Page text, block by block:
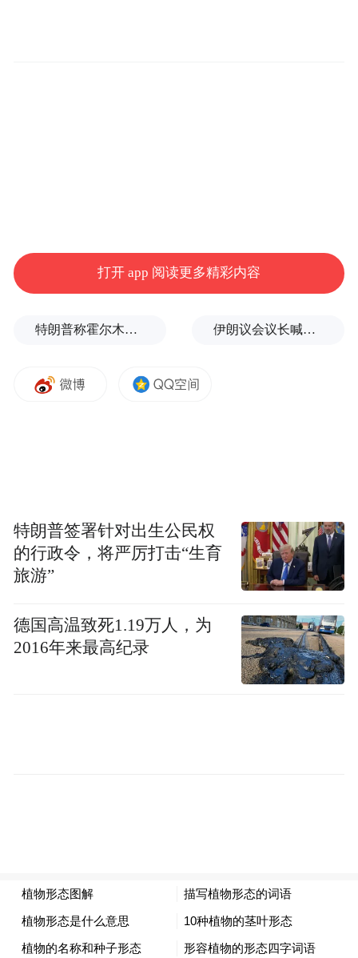
50%），饮酒动机中，社交活动（26.83%）
是核心驱动力，如朋友聚会、情侣约会等，
达自我价值的双重诉求。
中年女性在生活中扮演着多重角色，她们在
家庭与职场之间奔波，饮酒频率相比年轻女
性有所提升。据《报告》显示，35 - 55岁女
打开 app 阅读更多精彩内容
特朗普称霍尔木兹海峡协议尚未达成，正参与相关谈判 伊朗议会议长喊话：别再作秀了！
特朗普签署针对出生公民权
的行政令，将严厉打击“生育
旅游”
德国高温致死1.19万人，为
2016年来最高纪录